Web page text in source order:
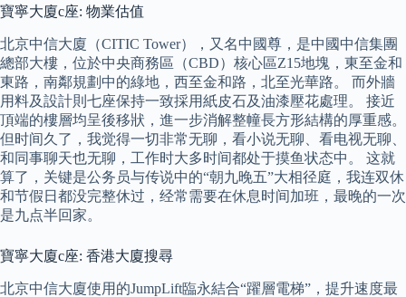
寶寧大廈c座: 物業估值
北京中信大廈（CITIC Tower），又名中國尊，是中國中信集團
總部大樓，位於中央商務區（CBD）核心區Z15地塊，東至金和
東路，南鄰規劃中的綠地，西至金和路，北至光華路。 而外牆
用料及設計則七座保持一致採用紙皮石及油漆壓花處理。 接近
頂端的樓層均呈後移狀，進一步消解整幢長方形結構的厚重感。
但时间久了，我觉得一切非常无聊，看小说无聊、看电视无聊、
和同事聊天也无聊，工作时大多时间都处于摸鱼状态中。 这就
算了，关键是公务员与传说中的“朝九晚五”大相径庭，我连双休
和节假日都没完整休过，经常需要在休息时间加班，最晚的一次
是九点半回家。
寶寧大廈c座: 香港大廈搜尋
北京中信大廈使用的JumpLift臨永結合“躍層電梯”，提升速度最